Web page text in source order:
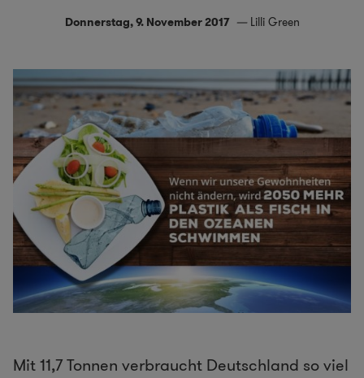
Donnerstag, 9. November 2017 Lilli Green
Mit 11,7 Tonnen verbraucht Deutschland so viel